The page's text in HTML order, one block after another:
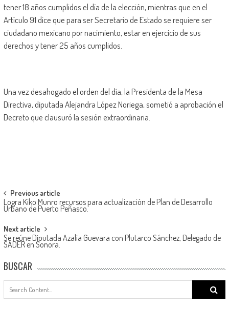
tener 18 años cumplidos el día de la elección, mientras que en el
Artículo 91 dice que para ser Secretario de Estado se requiere ser
ciudadano mexicano por nacimiento, estar en ejercicio de sus
derechos y tener 25 años cumplidos.
Una vez desahogado el orden del día, la Presidenta de la Mesa
Directiva, diputada Alejandra López Noriega, sometió a aprobación el
Decreto que clausuró la sesión extraordinaria.
Post
navigation
Previous article
Logra Kiko Munro recursos para actualización de Plan de Desarrollo
Urbano de Puerto Peñasco.
Next article
Se reúne Diputada Azalia Guevara con Plutarco Sánchez, Delegado de
SADER en Sonora.
BUSCAR
Search
for: